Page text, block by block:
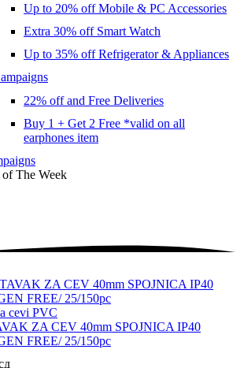
Up to 20% off Mobile & PC Accessories
Extra 30% off Smart Watch
Up to 35% off Refrigerator & Appliances
22% off and Free Deliveries
Buy 1 + Get 2 Free *valid on all
earphones item
of The Week
cevi PVC
ZA CEV 40mm SPOJNICA IP40
FREE/ 25/150pc